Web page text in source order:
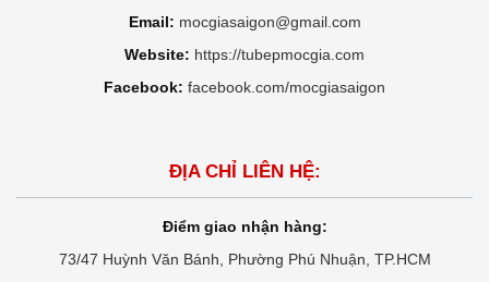
Email: mocgiasaigon@gmail.com
Website: https://tubepmocgia.com
Facebook: facebook.com/mocgiasaigon
ĐỊA CHỈ LIÊN HỆ:
Điểm giao nhận hàng:
73/47 Huỳnh Văn Bánh, Phường Phú Nhuận, TP.HCM